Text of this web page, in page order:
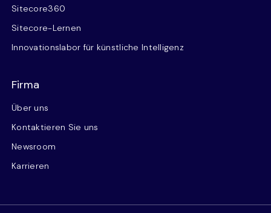
Sitecore360
Sitecore-Lernen
Innovationslabor für künstliche Intelligenz
Firma
Über uns
Kontaktieren Sie uns
Newsroom
Karrieren